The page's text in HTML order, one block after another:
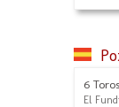
6
El